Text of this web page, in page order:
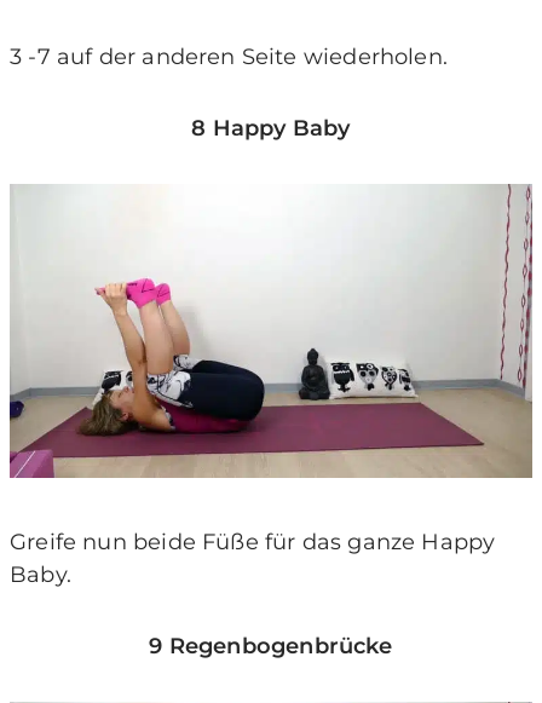
3 -7 auf der anderen Seite wiederholen.
8 Happy Baby
Greife nun beide Füße für das ganze Happy
Baby.
9 Regenbogenbrücke